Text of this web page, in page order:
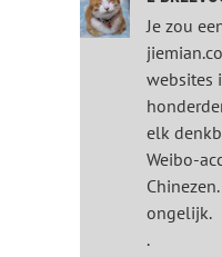
Je zou
websites
elk
Weibo-
ongelijk.
.